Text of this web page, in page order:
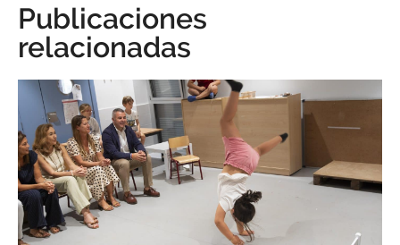
Publicaciones
relacionadas